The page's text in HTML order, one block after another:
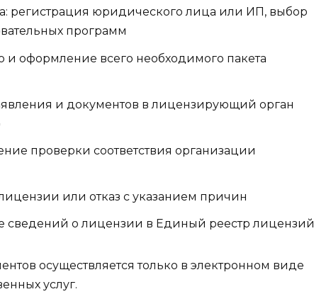
регистрация юридического лица или ИП, выбор
программ
и оформление всего необходимого пакета
и документов в лицензирующий орган
проверки соответствия организации
или отказ с указанием причин
сведений о лицензии в Единый реестр лицензий
осуществляется только в электронном виде
услуг.